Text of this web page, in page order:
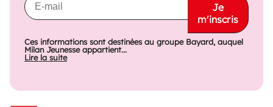
Je
m'inscris
Ces informations sont destinées au groupe Bayard, auquel
Milan Jeunesse appartient...
Lire la suite